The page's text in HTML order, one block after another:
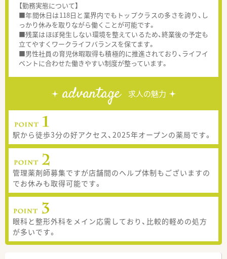
【勤務実態について】
■年間休日は118日と業界内でもトップクラスの多さを誇り、し
っかり休みを取りながら働くことが可能です。
■残業はほぼ発生しない環境を整えているため、終業後の予定も
立てやすくワークライフバランスを保てます。
■男性社員の育児休暇取得も積極的に推進されており、ライフイ
ベントに合わせた働きやすい制度が整っています。
advantage 求人の魅力
駅から徒歩3分の好アクセス、2025年オープンの薬局です。
管理薬剤師募集ですが店舗間のヘルプ体制もございますの
でお休みも取得可能です。
眼科と整形外科をメイン応需しており、比較的軽めの処方
が多いです。